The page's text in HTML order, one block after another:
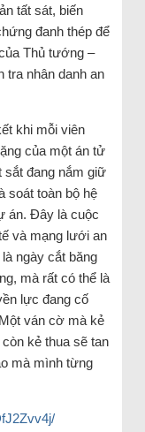
tất sát, biến
đanh thép để
Thủ tướng –
tra nhân danh an
khi mỗi viên
của một án tử
sắt đang nắm giữ
soát toàn bộ hệ
án. Đây là cuộc
và mạng lưới an
ngày cắt băng
mà rất có thể là
lực đang cố
ván cờ mà kẻ
kẻ thua sẽ tan
mà mình từng